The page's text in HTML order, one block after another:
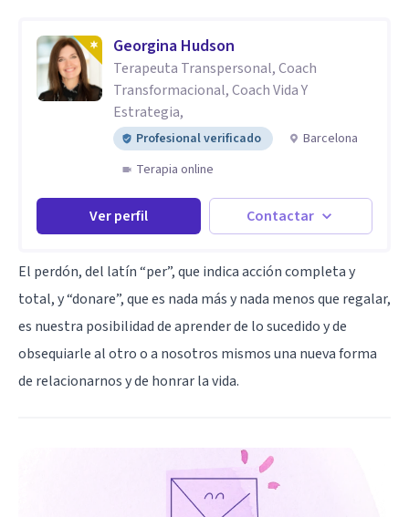
Georgina Hudson
Terapeuta Transpersonal, Coach
Transformacional, Coach Vida Y
Estrategia,
Profesional verificado
Barcelona
Terapia online
Ver perfil Contactar
El perdón, del latín “per”, que indica acción completa y
total, y “donare”, que es nada más y nada menos que regalar,
es nuestra posibilidad de aprender de lo sucedido y de
obsequiarle al otro o a nosotros mismos una nueva forma
de relacionarnos y de honrar la vida.